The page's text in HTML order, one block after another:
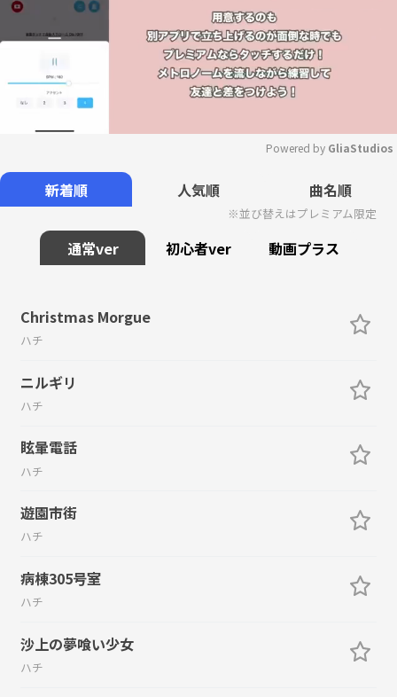
Mute
Powered by GliaStudios
新着順 人気順 曲名順
※並び替えはプレミアム限定
通常ver 初心者ver 動画プラス
Christmas Morgue
ハチ
ニルギリ
ハチ
眩暈電話
ハチ
遊園市街
ハチ
病棟305号室
ハチ
沙上の夢喰い少女
ハチ